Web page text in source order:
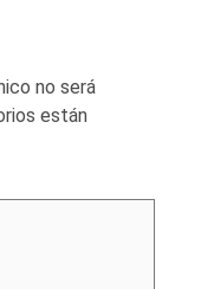
no será
están